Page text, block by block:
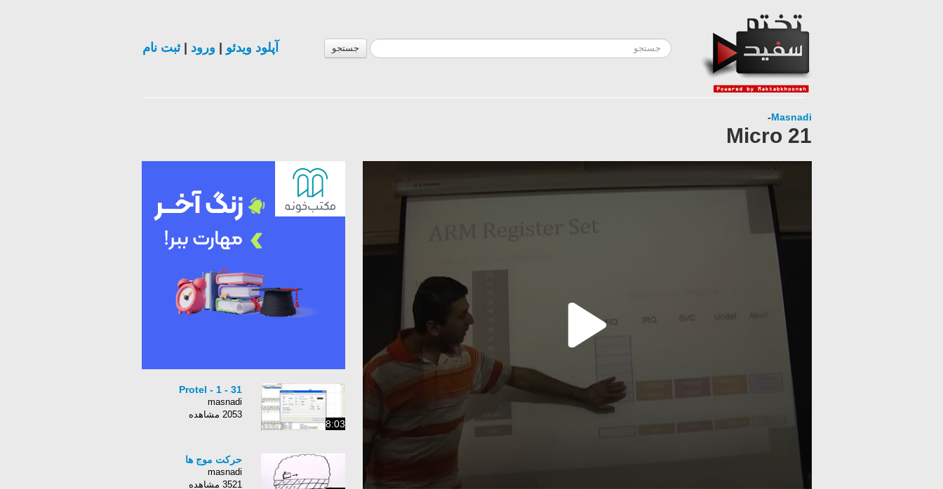
جستجو آپلود ویدئو ورود |ثبت نام
Masnadi
-
Micro 21
8:03
Protel - 1 - 31
masnadi
2053 مشاهده
حرکت موج ها
masnadi
3521 مشاهده